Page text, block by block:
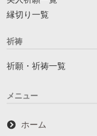
縁切り一覧
祈祷
祈願・祈祷一覧
メニュー
ホーム